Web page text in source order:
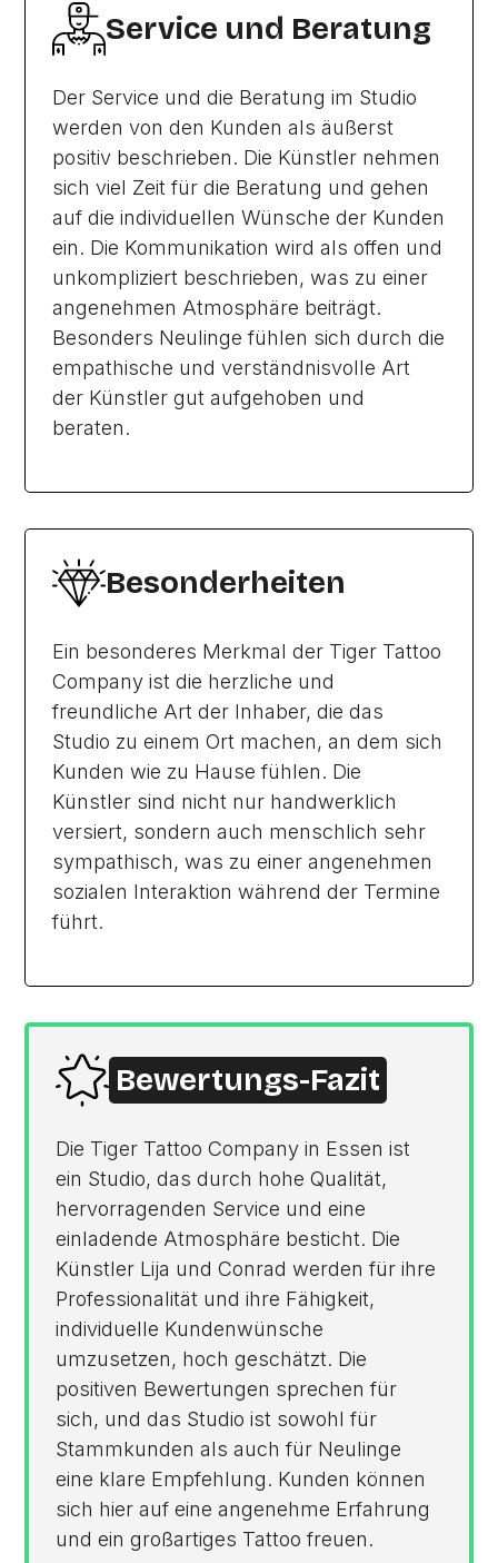
Service und Beratung
Der Service und die Beratung im Studio
werden von den Kunden als äußerst
positiv beschrieben. Die Künstler nehmen
sich viel Zeit für die Beratung und gehen
auf die individuellen Wünsche der Kunden
ein. Die Kommunikation wird als offen und
unkompliziert beschrieben, was zu einer
angenehmen Atmosphäre beiträgt.
Besonders Neulinge fühlen sich durch die
empathische und verständnisvolle Art
der Künstler gut aufgehoben und
beraten.
Besonderheiten
Ein besonderes Merkmal der Tiger Tattoo
Company ist die herzliche und
freundliche Art der Inhaber, die das
Studio zu einem Ort machen, an dem sich
Kunden wie zu Hause fühlen. Die
Künstler sind nicht nur handwerklich
versiert, sondern auch menschlich sehr
sympathisch, was zu einer angenehmen
sozialen Interaktion während der Termine
führt.
Bewertungs-Fazit
Die Tiger Tattoo Company in Essen ist
ein Studio, das durch hohe Qualität,
hervorragenden Service und eine
einladende Atmosphäre besticht. Die
Künstler Lija und Conrad werden für ihre
Professionalität und ihre Fähigkeit,
individuelle Kundenwünsche
umzusetzen, hoch geschätzt. Die
positiven Bewertungen sprechen für
sich, und das Studio ist sowohl für
Stammkunden als auch für Neulinge
eine klare Empfehlung. Kunden können
sich hier auf eine angenehme Erfahrung
und ein großartiges Tattoo freuen.